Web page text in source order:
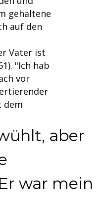
gehaltene
auf den
Vater ist
"Ich hab
vor
dem
aber
war mein